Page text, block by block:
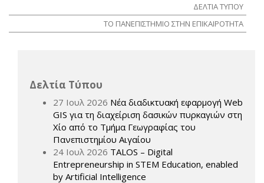
ΔΕΛΤΙΑ ΤΥΠΟΥ
ΤΟ ΠΑΝΕΠΙΣΤΗΜΙΟ ΣΤΗΝ ΕΠΙΚΑΙΡΟΤΗΤΑ
Δελτία Τύπου
27 Ιουλ 2026 Νέα διαδικτυακή εφαρμογή Web
GIS για τη διαχείριση δασικών πυρκαγιών στη
Χίο από το Τμήμα Γεωγραφίας του
Πανεπιστημίου Αιγαίου
24 Ιουλ 2026 TALOS – Digital
Entrepreneurship in STEM Education, enabled
by Artificial Intelligence